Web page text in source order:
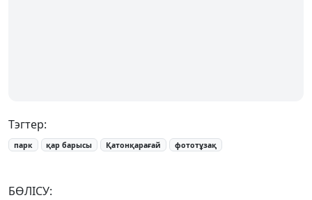
Тэгтер:
парк қар барысы Қатонқарағай фототұзақ
БӨЛІСУ: